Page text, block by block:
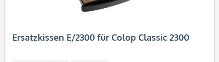
Ersatzkissen E/2300 für Colop Classic 2300